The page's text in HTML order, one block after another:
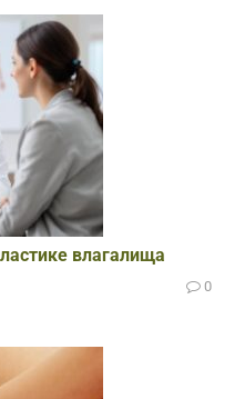
влагалища
0